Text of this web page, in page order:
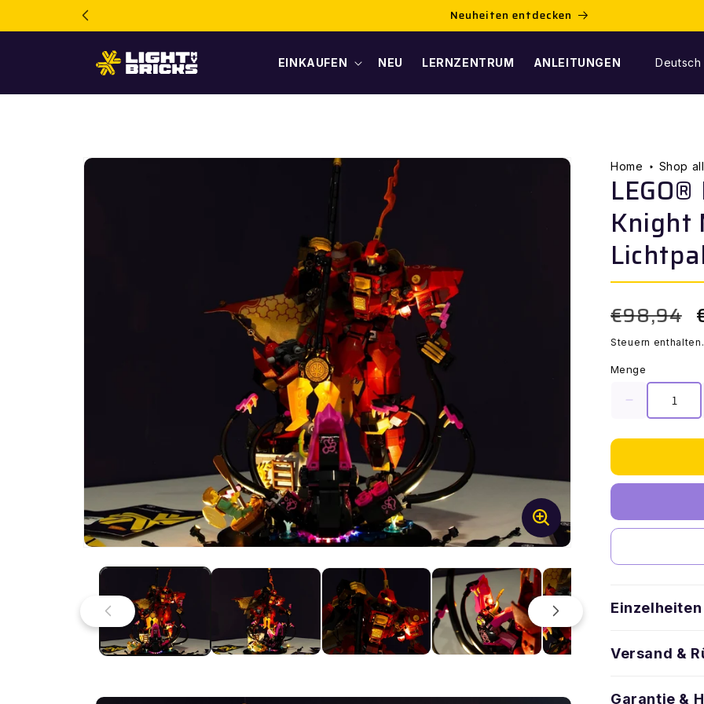
Inhalt
Neuheiten entdecken
EINKAUFEN NEU LERNZENTRUM ANLEITUNGEN
S
P
A
C
H
E
Deutsch
Zur
Modal
Home Shop all
Knight
Normaler
Preis
€98,94
Steuern enthalten.
Menge
LEGO®
The
Mech
Einzelheiten
Versand &
Garantie &